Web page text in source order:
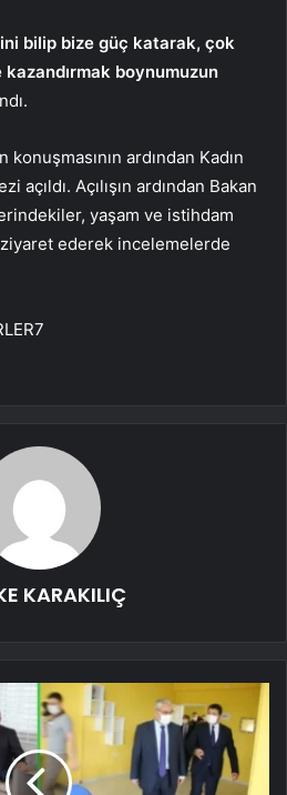
bilip bize güç katarak, çok
kazandırmak boynumuzun
ardından Kadın
açıldı. Açılışın ardından Bakan
yaşam ve istihdam
ederek incelemelerde
KARAKILIÇ